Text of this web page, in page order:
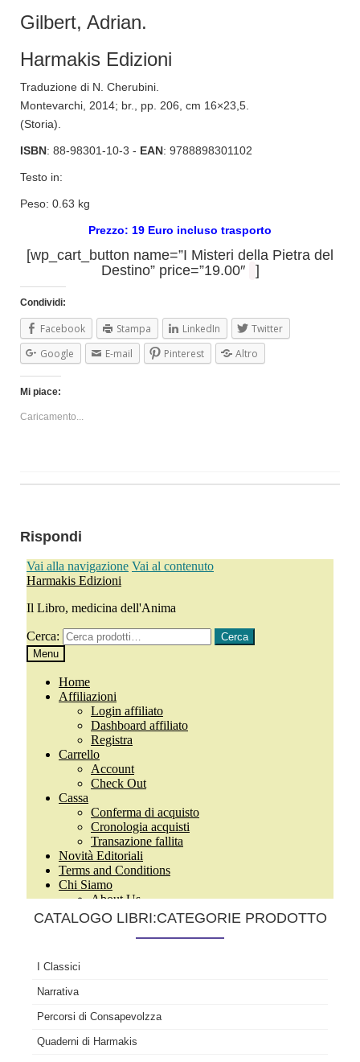
Gilbert, Adrian.
Harmakis Edizioni
Traduzione di N. Cherubini.
Montevarchi, 2014; br., pp. 206, cm 16×23,5.
(Storia).
ISBN: 88-98301-10-3 - EAN: 9788898301102
Testo in:
Peso: 0.63 kg
Prezzo: 19 Euro incluso trasporto
[wp_cart_button name=”I Misteri della Pietra del
Destino” price=”19.00″
]
Condividi:
Facebook Stampa LinkedIn
Twitter
Google
E-mail Pinterest Altro
Mi piace:
Caricamento...
Rispondi
CATALOGO LIBRI:CATEGORIE PRODOTTO
I Classici
Narrativa
Percorsi di Consapevolzza
Quaderni di Harmakis